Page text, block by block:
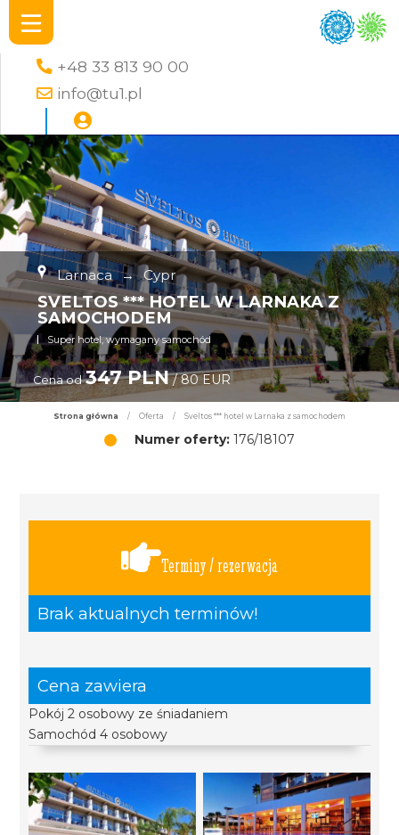
+48 33 813 90 00
info@tu1.pl
Larnaca → Cypr
SVELTOS *** HOTEL W LARNAKA Z
SAMOCHODEM
Super hotel, wymagany samochód
Cena od 347 PLN/ 80 EUR
Strona główna / Oferta / Sveltos *** hotel w Larnaka z samochodem
Numer oferty: 176/18107
Terminy / rezerwacja
Brak aktualnych terminów!
Cena zawiera
Pokój 2 osobowy ze śniadaniem
Samochód 4 osobowy